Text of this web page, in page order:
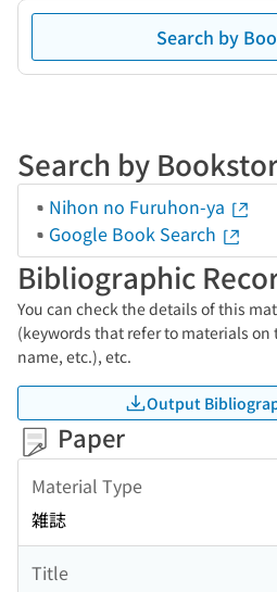
Search by
Search by
Nihon no Furuhon-ya
Google Book Search
Bibliographic
You can check the details of this
(keywords that refer to materials
name, etc.), etc.
Output
Paper
Material Type
雑誌
Title